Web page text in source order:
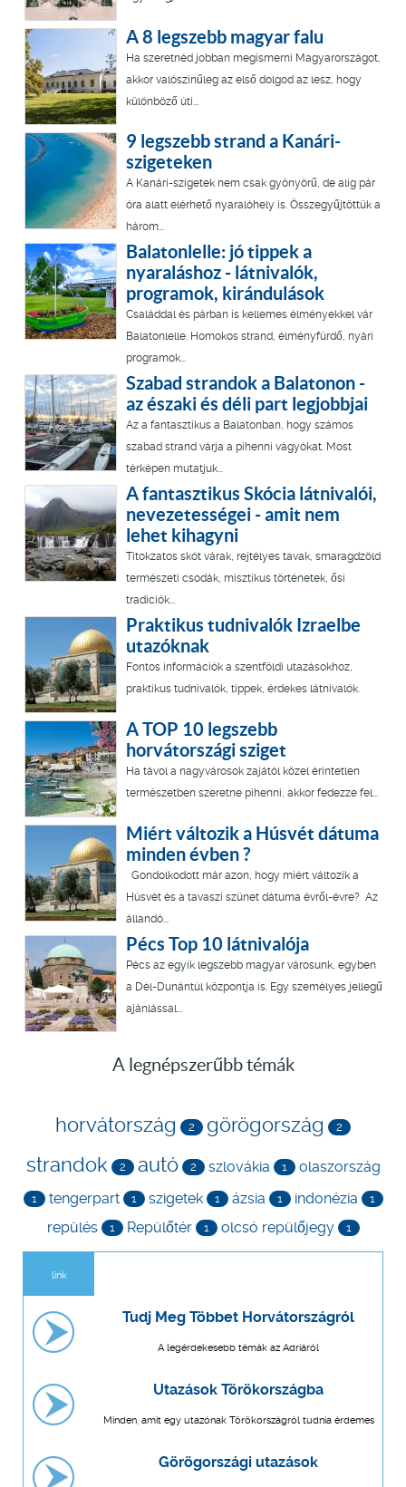
A 8 legszebb magyar falu
Ha szeretnéd jobban megismerni Magyarországot,
akkor valószínűleg az első dolgod az lesz, hogy
különböző úti...
9 legszebb strand a Kanári-
szigeteken
A Kanári-szigetek nem csak gyönyörű, de alig pár
óra alatt elérhető nyaralóhely is. Összegyűjtöttük a
három...
Balatonlelle: jó tippek a
nyaraláshoz - látnivalók,
programok, kirándulások
Családdal és párban is kellemes élményekkel vár
Balatonlelle. Homokos strand, élményfürdő, nyári
programok...
Szabad strandok a Balatonon -
az északi és déli part legjobbjai
Az a fantasztikus a Balatonban, hogy számos
szabad strand várja a pihenni vágyókat. Most
térképen mutatjuk...
A fantasztikus Skócia látnivalói,
nevezetességei - amit nem
lehet kihagyni
Titokzatos skót várak, rejtélyes tavak, smaragdzöld
természeti csodák, misztikus történetek, ősi
tradíciók...
Praktikus tudnivalók Izraelbe
utazóknak
Fontos információk a szentföldi utazásokhoz,
praktikus tudnivalók, tippek, érdekes látnivalók.
A TOP 10 legszebb
horvátországi sziget
Ha távol a nagyvárosok zajától közel érintetlen
természetben szeretne pihenni, akkor fedezze fel...
Miért változik a Húsvét dátuma
minden évben ?
Gondolkodott már azon, hogy miért változik a
Húsvét és a tavaszi szünet dátuma évről-évre? Az
állandó...
Pécs Top 10 látnivalója
Pécs az egyik legszebb magyar városunk, egyben
a Dél-Dunántúl központja is. Egy személyes jellegű
ajánlással...
A legnépszerűbb témák
horvátország 2 görögország 2
strandok 2 autó 2 szlovákia 1 olaszország
1 tengerpart 1 szigetek 1 ázsia 1 indonézia 1
repülés 1 Repülőtér 1 olcsó repülőjegy 1
link
Tudj Meg Többet Horvátországról
A legérdekesebb témák az Adriáról
Utazások Törökországba
Minden, amit egy utazónak Törökországról tudnia érdemes
Görögországi utazások